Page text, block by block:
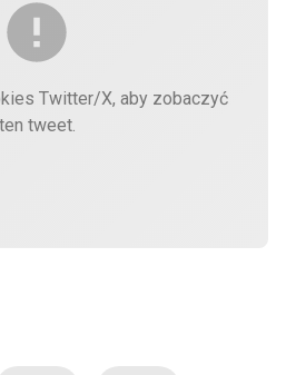
Twitter/X, aby zobaczyć
ten tweet.